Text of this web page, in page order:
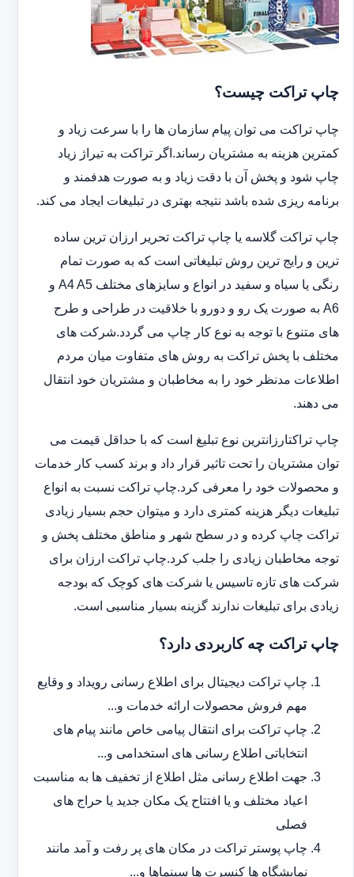
چاپ تراکت چیست؟
چاپ تراکت می توان پیام سازمان ها را با سرعت زیاد و
کمترین هزینه به مشتریان رساند.اگر تراکت به تیراژ زیاد
چاپ شود و پخش آن با دقت زیاد و به صورت هدفمند و
برنامه ریزی شده باشد نتیجه بهتری در تبلیغات ایجاد می کند.
چاپ تراکت گلاسه یا چاپ تراکت تحریر ارزان ترین ساده
ترین و رایج ترین روش تبلیغاتی است که به صورت تمام
رنگی یا سیاه و سفید در انواع و سایزهای مختلف A4 A5 و
A6 به صورت یک رو و دورو با خلاقیت در طراحی و طرح
های متنوع با توجه به نوع کار چاپ می گردد.شرکت های
مختلف با پخش تراکت به روش های متفاوت میان مردم
اطلاعات مدنظر خود را به مخاطبان و مشتریان خود انتقال
می دهند.
چاپ تراکت‏ارزانترین نوع تبلیغ است که با حداقل قیمت می
توان مشتریان را تحت تاثیر قرار داد و برند کسب کار خدمات
و محصولات خود را معرفی کرد.چاپ تراکت نسبت به انواع
تبلیغات دیگر هزینه کمتری دارد و می‎توان حجم بسیار زیادی
تراکت چاپ کرده و در سطح شهر و مناطق مختلف پخش و
توجه مخاطبان زیادی را جلب کرد.چاپ تراکت ارزان برای
شرکت های تازه تاسیس یا شرکت های کوچک که بودجه
زیادی برای تبلیغات ندارند گزینه بسیار مناسبی است.
چاپ تراکت چه کاربردی دارد؟
چاپ تراکت دیجیتال برای اطلاع رسانی رویداد و وقایع
مهم فروش محصولات ارائه خدمات و...
چاپ تراکت برای انتقال پیامی خاص مانند پیام های
انتخاباتی اطلاع رسانی های استخدامی و...
جهت اطلاع رسانی مثل اطلاع از تخفیف ها به مناسبت
اعیاد مختلف و یا افتتاح یک مکان جدید یا حراج های
فصلی
چاپ پوستر تراکت در مکان های پر رفت و آمد مانند
نمایشگاه ها کنسرت ها سینماها و...